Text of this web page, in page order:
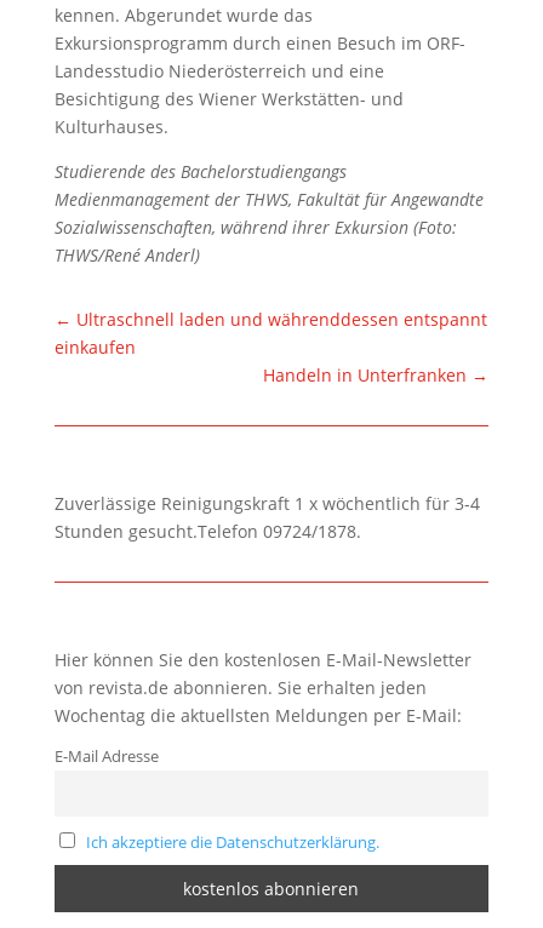
kennen. Abgerundet wurde das
Exkursionsprogramm durch einen Besuch im ORF-
Landesstudio Niederösterreich und eine
Besichtigung des Wiener Werkstätten- und
Kulturhauses.
Studierende des Bachelorstudiengangs
Medienmanagement der THWS, Fakultät für Angewandte
Sozialwissenschaften, während ihrer Exkursion (Foto:
THWS/René Anderl)
← Ultraschnell laden und währenddessen entspannt
einkaufen
Handeln in Unterfranken →
Zuverlässige Reinigungskraft 1 x wöchentlich für 3-4
Stunden gesucht.Telefon 09724/1878.
Hier können Sie den kostenlosen E-Mail-Newsletter
von revista.de abonnieren. Sie erhalten jeden
Wochentag die aktuellsten Meldungen per E-Mail:
E-Mail Adresse
Ich akzeptiere die Datenschutzerklärung.